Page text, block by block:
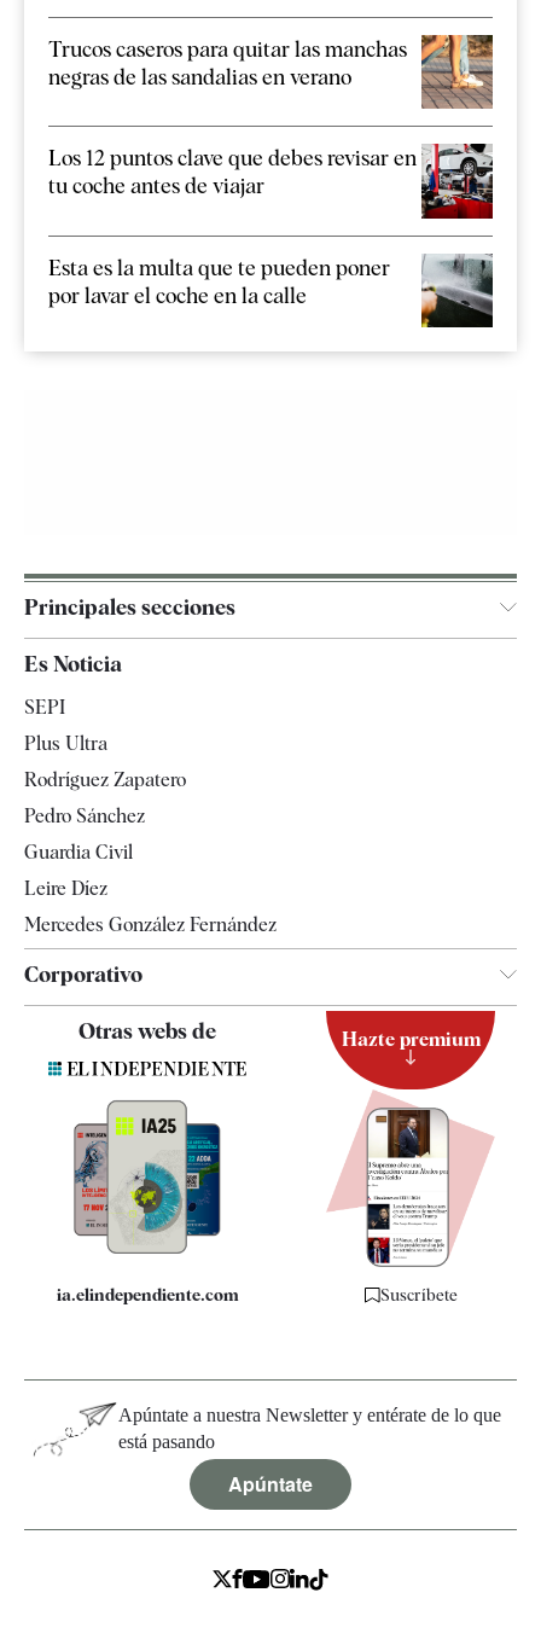
Trucos caseros para quitar las manchas
negras de las sandalias en verano
Los 12 puntos clave que debes revisar en
tu coche antes de viajar
Esta es la multa que te pueden poner
por lavar el coche en la calle
Principales secciones
España
Televisión
Es Noticia
SEPI
Plus Ultra
Rodríguez Zapatero
Pedro Sánchez
Guardia Civil
Leire Díez
Mercedes González Fernández
Corporativo
Contacto
Quiénes somos
Especificaciones
Otras webs de
ia.elindependiente.com
Hazte premium
Suscríbete
Apúntate a nuestra Newsletter y entérate de lo que
está pasando
Apúntate